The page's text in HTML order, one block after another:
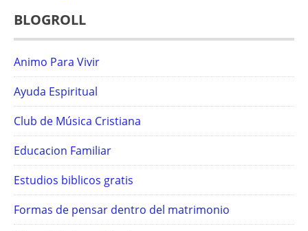
BLOGROLL
Animo Para Vivir
Ayuda Espiritual
Club de Música Cristiana
Educacion Familiar
Estudios biblicos gratis
Formas de pensar dentro del matrimonio